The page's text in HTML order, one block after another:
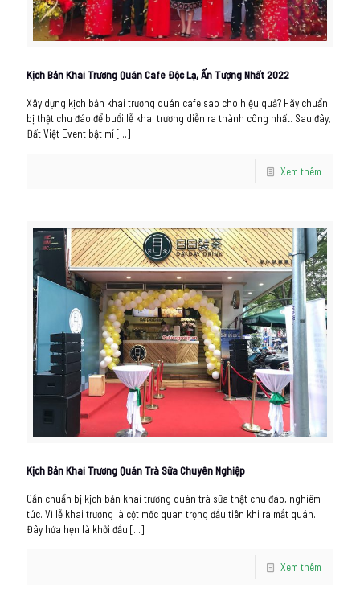
Kịch Bản Khai Trương Quán Cafe Độc Lạ, Ấn Tượng Nhất 2022
Xây dựng kịch bản khai trương quán cafe sao cho hiệu quả? Hãy chuẩn
bị thật chu đáo để buổi lễ khai trương diễn ra thành công nhất. Sau đây,
Đất Việt Event bật mí[…]
Xem thêm
Kịch Bản Khai Trương Quán Trà Sữa Chuyên Nghiệp
Cần chuẩn bị kịch bản khai trương quán trà sữa thật chu đáo, nghiêm
túc. Vì lễ khai trương là cột mốc quan trọng đầu tiên khi ra mắt quán.
Đây hứa hẹn là khởi đầu […]
Xem thêm